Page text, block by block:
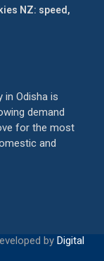
NZ: speed,
in Odisha is
demand
for the most
and
by Digital